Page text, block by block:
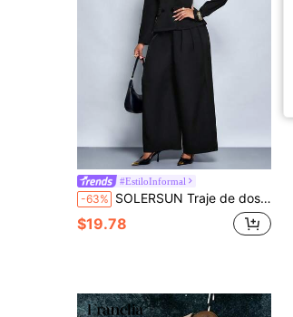
#EstiloInformal
-63% SOLERSUN Traje de dos piezas de chaqueta y pantalones holgados de estilo casual diario para mujer, con contraste elegante y delgado de negro y blanco, de manga larga y doble botonadura, para otoño e invierno
$19.78